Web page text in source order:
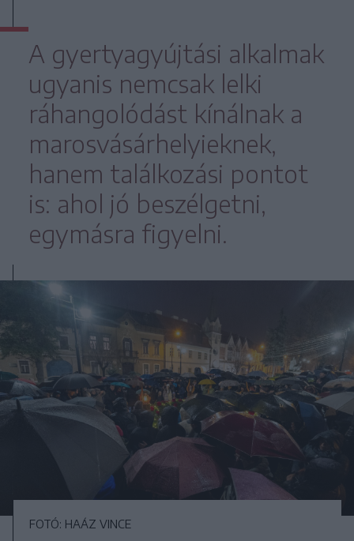
A gyertyagyújtási alkalmak
ugyanis nemcsak lelki
ráhangolódást kínálnak a
marosvásárhelyieknek,
hanem találkozási pontot
is: ahol jó beszélgetni,
egymásra figyelni.
FOTÓ: HAÁZ VINCE